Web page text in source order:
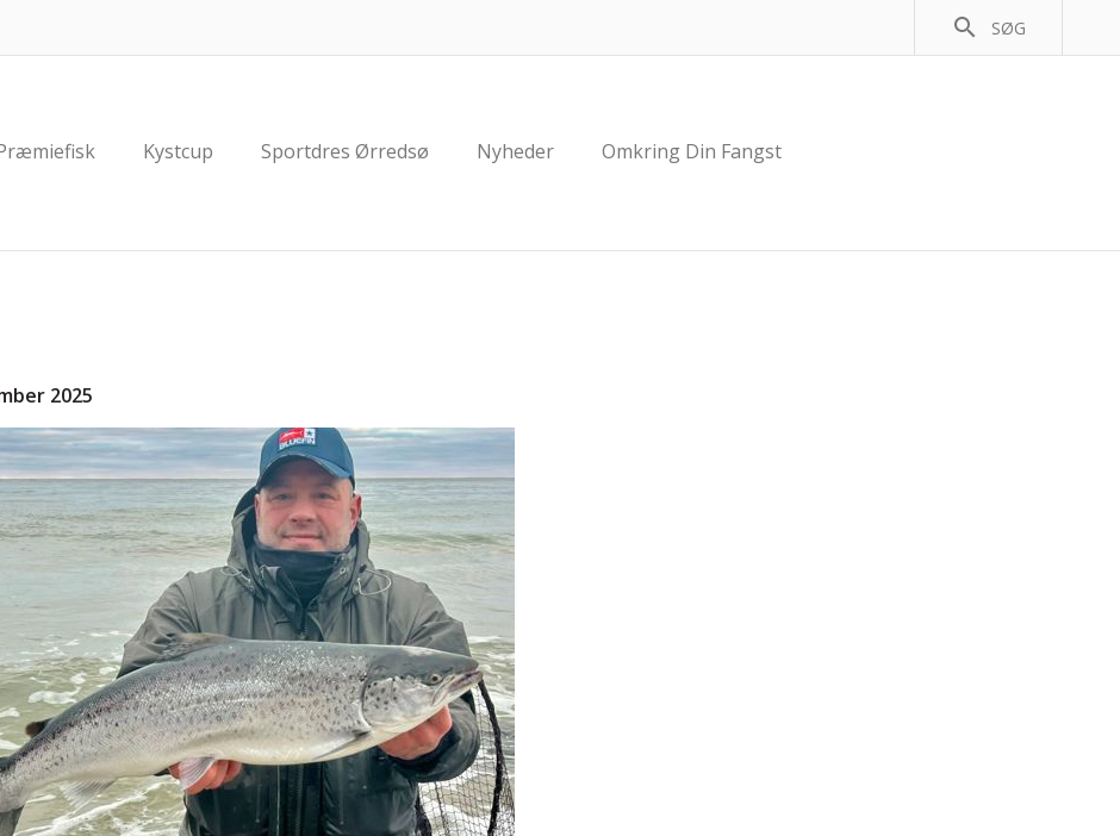
search SØG
Kystcup Sportdres Ørredsø Nyheder Omkring Din Fangst
2025